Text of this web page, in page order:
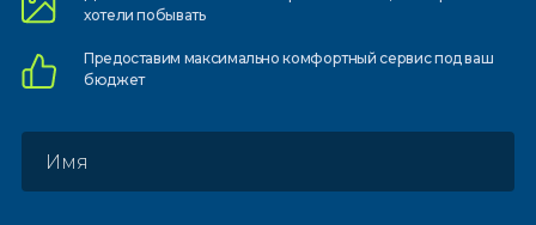
хотели побывать
Предоставим максимально комфортныйсервис под ваш
бюджет